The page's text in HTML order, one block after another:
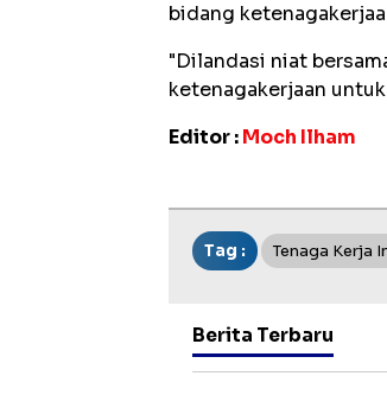
bidang
"Dilandasi niat
ketenagakerjaan
Editor :Moch Ilham
Tag : Tenaga Kerja
Berita Terbaru